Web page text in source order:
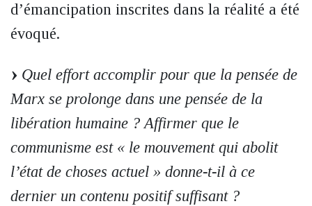
d’émancipation inscrites dans la réalité a été
évoqué.
Quel effort accomplir pour que la pensée de
Marx se prolonge dans une pensée de la
libération humaine ? Affirmer que le
communisme est « le mouvement qui abolit
l’état de choses actuel » donne-t-il à ce
dernier un contenu positif suffisant ?